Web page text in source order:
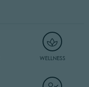
WELLNESS